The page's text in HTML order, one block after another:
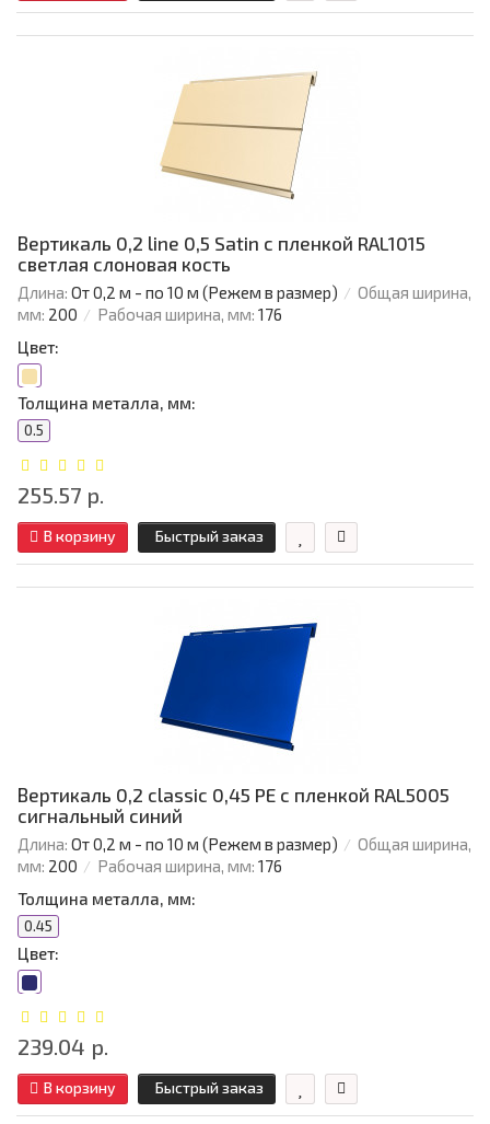
Вертикаль 0,2 line 0,5 Satin с пленкой RAL1015
светлая слоновая кость
Длина: От 0,2 м - по 10 м (Режем в размер)
Общая ширина,
мм: 200 Рабочая ширина, мм: 176
Цвет:
Толщина металла, мм:
0.5
255.57 р.
В корзину Быстрый заказ
Вертикаль 0,2 classic 0,45 PE с пленкой RAL5005
сигнальный синий
Длина: От 0,2 м - по 10 м (Режем в размер)
Общая ширина,
мм: 200 Рабочая ширина, мм: 176
Толщина металла, мм:
0.45
Цвет:
239.04 р.
В корзину Быстрый заказ